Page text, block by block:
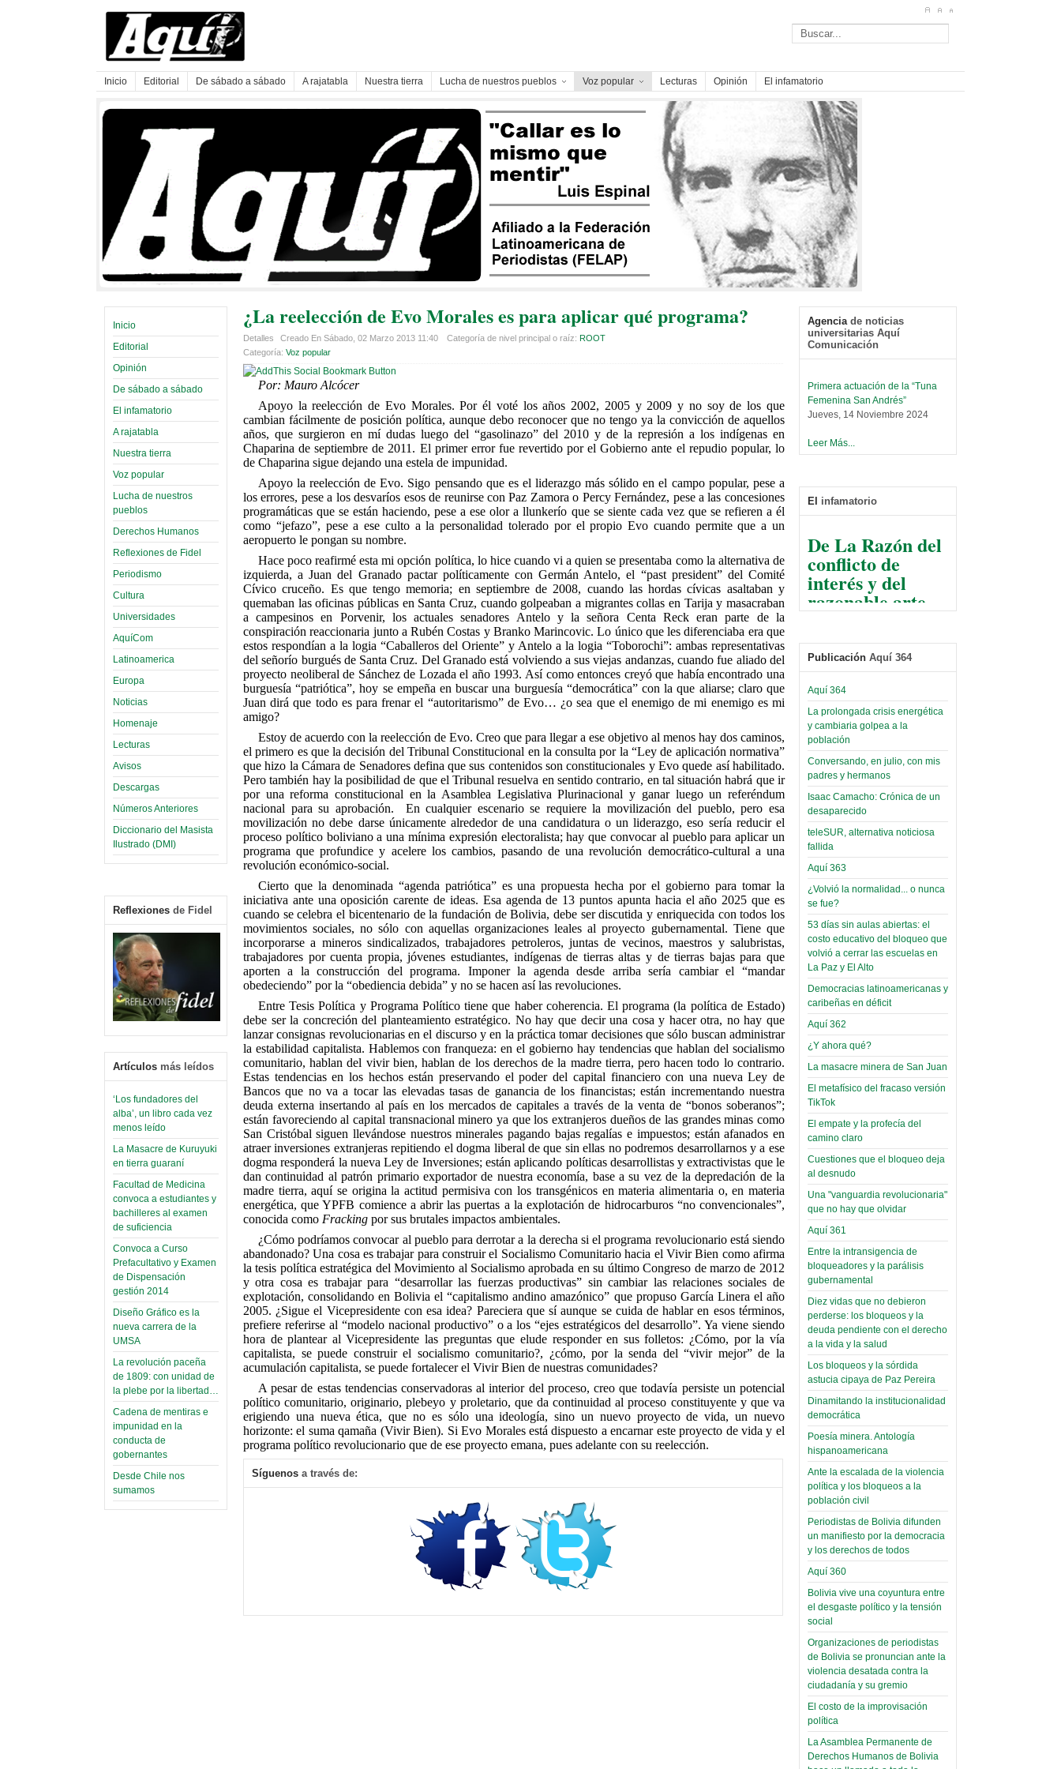
Inicio Editorial De sábado a sábado A rajatabla Nuestra tierra Lucha de nuestros pueblos Voz popular Lecturas Opinión El infamatorio
Inicio
Editorial
Opinión
De sábado a sábado
El infamatorio
A rajatabla
Nuestra tierra
Voz popular
Lucha de nuestros
pueblos
Derechos Humanos
Reflexiones de Fidel
Periodismo
Cultura
Universidades
AquíCom
Latinoamerica
Europa
Noticias
Homenaje
Lecturas
Avisos
Descargas
Números Anteriores
Diccionario del Masista
Ilustrado (DMI)
Reflexiones de Fidel
Artículos más leídos
‘Los fundadores del
alba’, un libro cada vez
menos leído
La Masacre de Kuruyuki
en tierra guaraní
Facultad de Medicina
convoca a estudiantes y
bachilleres al examen
de suficiencia
Convoca a Curso
Prefacultativo y Examen
de Dispensación
gestión 2014
Diseño Gráfico es la
nueva carrera de la
UMSA
La revolución paceña
de 1809: con unidad de
la plebe por la libertad…
Cadena de mentiras e
impunidad en la
conducta de
gobernantes
Desde Chile nos
sumamos
¿La reelección de Evo Morales es para aplicar qué programa?
Detalles Creado En Sábado, 02 Marzo 2013 11:40 Categoría de nivel principal o raíz: ROOT
Categoría: Voz popular
Por: Mauro Alcócer
Apoyo la reelección de Evo Morales. Por él voté los años 2002, 2005 y 2009 y no soy de los que
cambian fácilmente de posición política, aunque debo reconocer que no tengo ya la convicción de aquellos
años, que surgieron en mí dudas luego del “gasolinazo” del 2010 y de la represión a los indígenas en
Chaparina de septiembre de 2011. El primer error fue revertido por el Gobierno ante el repudio popular, lo
de Chaparina sigue dejando una estela de impunidad.
Apoyo la reelección de Evo. Sigo pensando que es el liderazgo más sólido en el campo popular, pese a
los errores, pese a los desvaríos esos de reunirse con Paz Zamora o Percy Fernández, pese a las concesiones
programáticas que se están haciendo, pese a ese olor a llunkerío que se siente cada vez que se refieren a él
como “jefazo”, pese a ese culto a la personalidad tolerado por el propio Evo cuando permite que a un
aeropuerto le pongan su nombre.
Hace poco reafirmé esta mi opción política, lo hice cuando vi a quien se presentaba como la alternativa de
izquierda, a Juan del Granado pactar políticamente con Germán Antelo, el “past president” del Comité
Cívico cruceño. Es que tengo memoria; en septiembre de 2008, cuando las hordas cívicas asaltaban y
quemaban las oficinas públicas en Santa Cruz, cuando golpeaban a migrantes collas en Tarija y masacraban
a campesinos en Porvenir, los actuales senadores Antelo y la señora Centa Reck eran parte de la
conspiración reaccionaria junto a Rubén Costas y Branko Marincovic. Lo único que les diferenciaba era que
estos respondían a la logia “Caballeros del Oriente” y Antelo a la logia “Toborochi”: ambas representativas
del señorío burgués de Santa Cruz. Del Granado está volviendo a sus viejas andanzas, cuando fue aliado del
proyecto neoliberal de Sánchez de Lozada el año 1993. Así como entonces creyó que había encontrado una
burguesía “patriótica”, hoy se empeña en buscar una burguesía “democrática” con la que aliarse; claro que
Juan dirá que todo es para frenar el “autoritarismo” de Evo… ¿o sea que el enemigo de mi enemigo es mi
amigo?
Estoy de acuerdo con la reelección de Evo. Creo que para llegar a ese objetivo al menos hay dos caminos,
el primero es que la decisión del Tribunal Constitucional en la consulta por la “Ley de aplicación normativa”
que hizo la Cámara de Senadores defina que sus contenidos son constitucionales y Evo quede así habilitado.
Pero también hay la posibilidad de que el Tribunal resuelva en sentido contrario, en tal situación habrá que ir
por una reforma constitucional en la Asamblea Legislativa Plurinacional y ganar luego un referéndum
nacional para su aprobación. En cualquier escenario se requiere la movilización del pueblo, pero esa
movilización no debe darse únicamente alrededor de una candidatura o un liderazgo, eso sería reducir el
proceso político boliviano a una mínima expresión electoralista; hay que convocar al pueblo para aplicar un
programa que profundice y acelere los cambios, pasando de una revolución democrático-cultural a una
revolución económico-social.
Cierto que la denominada “agenda patriótica” es una propuesta hecha por el gobierno para tomar la
iniciativa ante una oposición carente de ideas. Esa agenda de 13 puntos apunta hacia el año 2025 que es
cuando se celebra el bicentenario de la fundación de Bolivia, debe ser discutida y enriquecida con todos los
movimientos sociales, no sólo con aquellas organizaciones leales al proyecto gubernamental. Tiene que
incorporarse a mineros sindicalizados, trabajadores petroleros, juntas de vecinos, maestros y salubristas,
trabajadores por cuenta propia, jóvenes estudiantes, indígenas de tierras altas y de tierras bajas para que
aporten a la construcción del programa. Imponer la agenda desde arriba sería cambiar el “mandar
obedeciendo” por la “obediencia debida” y no se hacen así las revoluciones.
Entre Tesis Política y Programa Político tiene que haber coherencia. El programa (la política de Estado)
debe ser la concreción del planteamiento estratégico. No hay que decir una cosa y hacer otra, no hay que
lanzar consignas revolucionarias en el discurso y en la práctica tomar decisiones que sólo buscan administrar
la estabilidad capitalista. Hablemos con franqueza: en el gobierno hay tendencias que hablan del socialismo
comunitario, hablan del vivir bien, hablan de los derechos de la madre tierra, pero hacen todo lo contrario.
Estas tendencias en los hechos están preservando el poder del capital financiero con una nueva Ley de
Bancos que no va a tocar las elevadas tasas de ganancia de los financistas; están incrementando nuestra
deuda externa insertando al país en los mercados de capitales a través de la venta de “bonos soberanos”;
están favoreciendo al capital transnacional minero ya que los extranjeros dueños de las grandes minas como
San Cristóbal siguen llevándose nuestros minerales pagando bajas regalías e impuestos; están afanados en
atraer inversiones extranjeras repitiendo el dogma liberal de que sin ellas no podremos desarrollarnos y a ese
dogma responderá la nueva Ley de Inversiones; están aplicando políticas desarrollistas y extractivistas que le
dan continuidad al patrón primario exportador de nuestra economía, base a su vez de la depredación de la
madre tierra, aquí se origina la actitud permisiva con los transgénicos en materia alimentaria o, en materia
energética, que YPFB comience a abrir las puertas a la explotación de hidrocarburos “no convencionales”,
conocida como Fracking por sus brutales impactos ambientales.
¿Cómo podríamos convocar al pueblo para derrotar a la derecha si el programa revolucionario está siendo
abandonado? Una cosa es trabajar para construir el Socialismo Comunitario hacia el Vivir Bien como afirma
la tesis política estratégica del Movimiento al Socialismo aprobada en su último Congreso de marzo de 2012
y otra cosa es trabajar para “desarrollar las fuerzas productivas” sin cambiar las relaciones sociales de
explotación, consolidando en Bolivia el “capitalismo andino amazónico” que propuso García Linera el año
2005. ¿Sigue el Vicepresidente con esa idea? Pareciera que sí aunque se cuida de hablar en esos términos,
prefiere referirse al “modelo nacional productivo” o a los “ejes estratégicos del desarrollo”. Ya viene siendo
hora de plantear al Vicepresidente las preguntas que elude responder en sus folletos: ¿Cómo, por la vía
capitalista, se puede construir el socialismo comunitario?, ¿cómo, por la senda del “vivir mejor” de la
acumulación capitalista, se puede fortalecer el Vivir Bien de nuestras comunidades?
A pesar de estas tendencias conservadoras al interior del proceso, creo que todavía persiste un potencial
político comunitario, originario, plebeyo y proletario, que da continuidad al proceso constituyente y que va
erigiendo una nueva ética, que no es sólo una ideología, sino un nuevo proyecto de vida, un nuevo
horizonte: el suma qamaña (Vivir Bien). Si Evo Morales está dispuesto a encarnar este proyecto de vida y el
programa político revolucionario que de ese proyecto emana, pues adelante con su reelección.
Síguenos a través de:
Agencia de noticias
universitarias Aquí
Comunicación
Primera actuación de la “Tuna
Femenina San Andrés”
Jueves, 14 Noviembre 2024
Leer Más...
Trabajo Social prepara
Sábado, 14 Septiembre 2024
Centro de Estudiantes organiza
taller de software estadístico en
la UMSA
Sábado, 14 Septiembre 2024
Leer Más...
Séptimo Encuentro de
Economistas
Leer Más...
Trabajo Social de la UMSA
volverá a las urnas para elegir a
su directora
Sábado, 14 Octubre 2023
Leer Más...
Candidatos del MAS se
presentarán en la UMSA
Jueves, 14 Septiembre 2023
Leer Más...
Carrera de Geografía realiza
Segundo Congreso Nacional
Viernes, 14 Octubre 2022
Leer Más...
Docentes y estudiantes de
Trabajo Social de la UMSA
elegirán directora
Viernes, 14 Octubre 2022
Leer Más...
“Tuna Femenina San Andrés”
toca y canta con coraje
Miércoles, 14 Septiembre 2022
Leer Más...
Posesionan a dirigentes de
Asociación de Docentes
Domingo, 14 Agosto 2022
Leer Más...
El infamatorio
De La Razón del
conflicto de
interés y del
razonable arte
de tirar la piedra
mano
El Infamatorio
Jueves, 10 Diciembre 2020
Read more...
Infierno Covid
parte VI:
Gabinete de
Áñez se atribuye
construcción de
hospitales
prefabricados en
la que no tuvo
participación;
más de 24 horas
después rectifica
parcialmente
El Infamatorio
Miércoles, 09 Diciembre 2020
Read more...
Interpretación
de un álbum de
narco-fotos
(Miscelánea
Palaciega 8)
El Infamatorio
Miércoles, 19 Junio 2019
Read more...
Cosmética
descolonizadora
(Miscelánea
palaciega 7)
El Infamatorio
Lunes, 27 Mayo 2019
Read more...
Creacionismo,
filtraciones e
inicio de la
campaña del
MAS
(Miscelánea
palaciega 6)
El Infamatorio
Domingo, 12 Mayo 2019
Read more...
Publicación Aquí 364
Aquí 364
La prolongada crisis energética
y cambiaria golpea a la
población
Conversando, en julio, con mis
padres y hermanos
Isaac Camacho: Crónica de un
desaparecido
teleSUR, alternativa noticiosa
fallida
Aquí 363
¿Volvió la normalidad... o nunca
se fue?
53 días sin aulas abiertas: el
costo educativo del bloqueo que
volvió a cerrar las escuelas en
La Paz y El Alto
Democracias latinoamericanas y
caribeñas en déficit
Aquí 362
¿Y ahora qué?
La masacre minera de San Juan
El metafísico del fracaso versión
TikTok
El empate y la profecía del
camino claro
Cuestiones que el bloqueo deja
al desnudo
Una "vanguardia revolucionaria"
que no hay que olvidar
Aquí 361
Entre la intransigencia de
bloqueadores y la parálisis
gubernamental
Diez vidas que no debieron
perderse: los bloqueos y la
deuda pendiente con el derecho
a la vida y la salud
Los bloqueos y la sórdida
astucia cipaya de Paz Pereira
Dinamitando la institucionalidad
democrática
Poesía minera. Antología
hispanoamericana
Ante la escalada de la violencia
política y los bloqueos a la
población civil
Periodistas de Bolivia difunden
un manifiesto por la democracia
y los derechos de todos
Aquí 360
Bolivia vive una coyuntura entre
el desgaste político y la tensión
social
Organizaciones de periodistas
de Bolivia se pronuncian ante la
violencia desatada contra la
ciudadanía y su gremio
El costo de la improvisación
política
La Asamblea Permanente de
Derechos Humanos de Bolivia